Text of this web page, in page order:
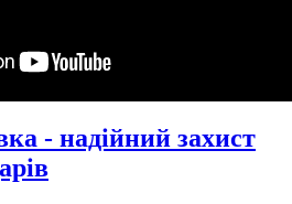
- надійний захист